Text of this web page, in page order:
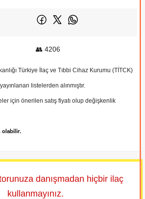
👥 4206
Türkiye İlaç ve Tıbbi Cihaz Kurumu (TİTCK)
listelerden alınmıştır.
için önerilen satış fiyatı olup değişkenlik
olabilir.
danışmadan hiçbir ilaç
kullanmayınız.